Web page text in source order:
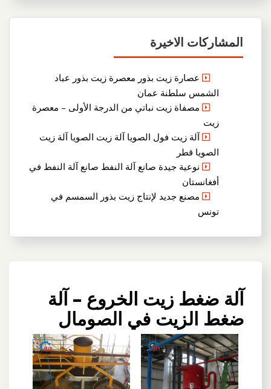
المشاركات الاخيرة
عصارة زيت بذور معصرة زيت بذور عباد
الشمس سلطنة عمان
مصفاة زيت نباتي من الدرجة الأولى – معصرة
زيت
آلة زيت فول الصويا آلة زيت الصويا آلة زيت
الصويا قطر
نوعية جيدة صانع آلة النفط صانع آلة النفط في
أفغانستان
مصنع جديد لإنتاج زيت بذور السمسم في
تونس
آلة ضغط زيت الخروع – آلة
ضغط الزيت في الصومال